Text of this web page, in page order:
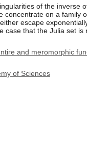
of the inverse
concentrate on a family
escape
case that the Julia set
and meromorphic
of Sciences